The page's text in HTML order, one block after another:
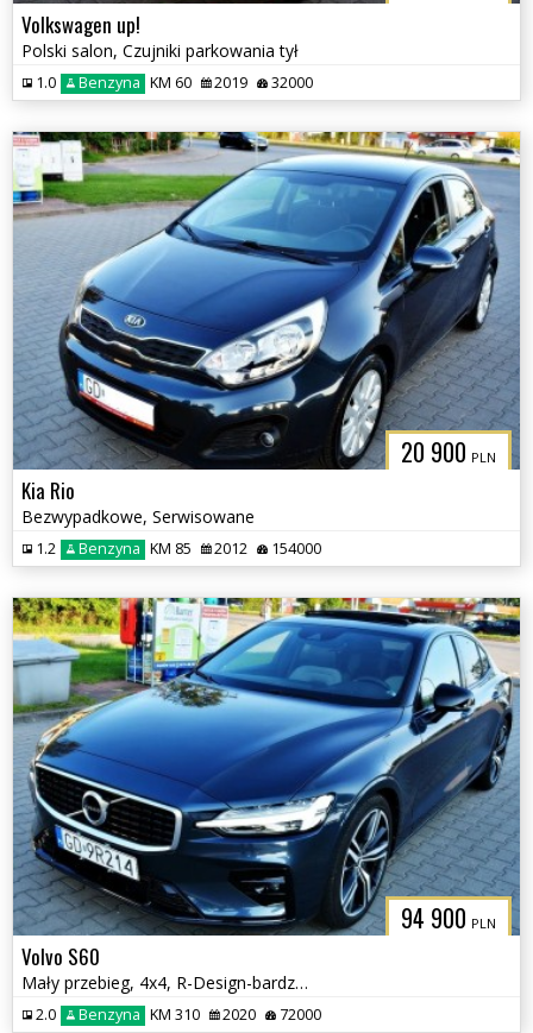
Volkswagen up!
Polski salon, Czujniki parkowania tył
1.0 Benzyna KM 60 2019 32000
20 900 PLN
Kia Rio
Bezwypadkowe, Serwisowane
1.2 Benzyna KM 85 2012 154000
94 900 PLN
Volvo S60
Mały przebieg, 4x4, R-Design-bardzo bogate wyposażenie
2.0 Benzyna KM 310 2020 72000